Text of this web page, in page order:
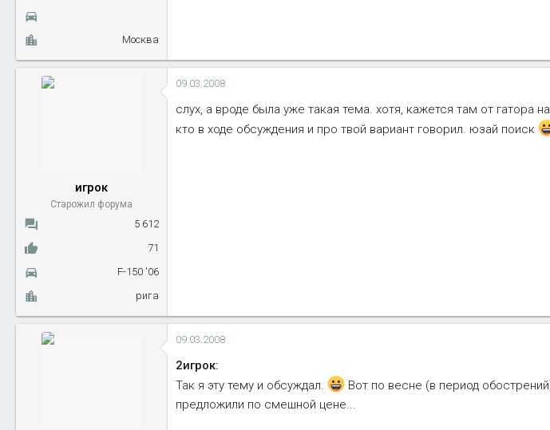
Москва
игрок
Старожил форума
5 612
71
F-150 '06
рига
09.03.2008
слух, а вроде была уже такая тема. хотя, кажется там от гатора
кто в ходе обсуждения и про твой вариант говорил. юзай поиск
09.03.2008
2игрок:
Так я эту тему и обсуждал.
Вот по весне (в период
предложили по смешной цене...